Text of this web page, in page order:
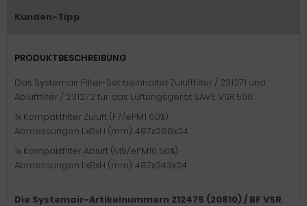
Kunden-Tipp
PRODUKTBESCHREIBUNG
Das Systemair Filter-Set beinhaltet Zuluftfilter / 231271 und
Abluftfilter / 231272 für das Lüftungsgerät SAVE VSR 500.
1x Kompaktfilter Zuluft (F7/ePM1 60%)
Abmessungen LxBxH (mm): 487x288x24
1x Kompaktfilter Abluft (M5/ePM10 50%)
Abmessungen LxBxH (mm): 487x243x24
Die Systemair-Artikelnummern 212475 (20810) / BF VSR